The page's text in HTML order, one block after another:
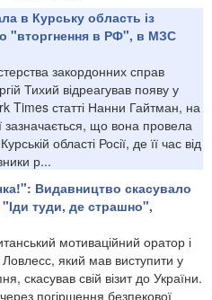
в Курську область із
"вторгнення в РФ", в МЗС
закордонних справ
Тихий відреагував появу у
Times статті Нанни Гайтман, на
зазначається, що вона провела
області Росії, де її час від
р...
Видавництво скасувало
"Іди туди, де страшно",
мотиваційний оратор і
який мав виступити у
скасував свій візит до України.
погіршення безпекової